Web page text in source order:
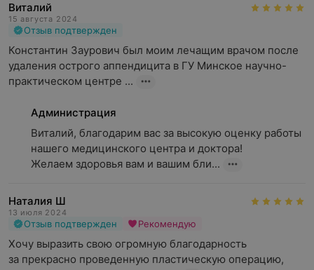
Виталий
15 августа 2024
Отзыв подтвержден
Константин Заурович был моим лечащим врачом после
удаления острого аппендицита в ГУ Минское научно-
практическом центре ...
Администрация
Виталий, благодарим вас за высокую оценку работы
нашего медицинского центра и доктора!
Желаем здоровья вам и вашим бли...
Наталия Ш
13 июля 2024
Отзыв подтвержден Рекомендую
Хочу выразить свою огромную благодарность
за прекрасно проведенную пластическую операцию,